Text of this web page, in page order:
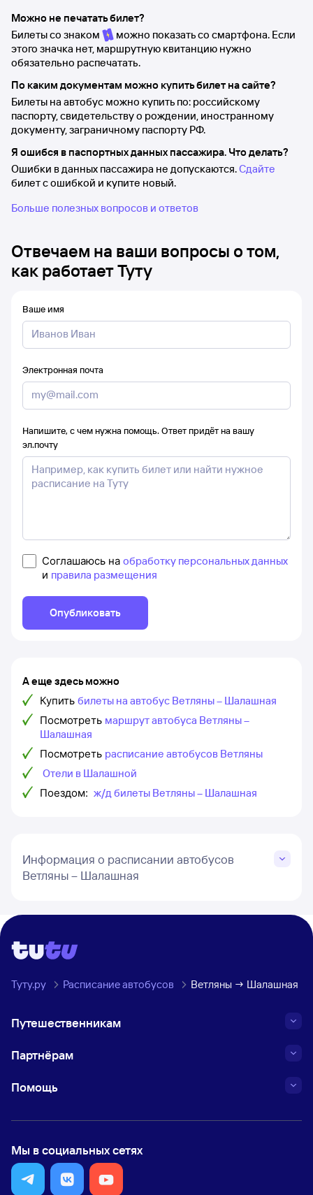
Можно не печатать билет?
Билеты со знаком
можно показать со смартфона. Если
этого значка нет, маршрутную квитанцию нужно
обязательно распечатать.
По каким документам можно купить билет на сайте?
Билеты на автобус можно купить по: российскому
паспорту, свидетельству о рождении, иностранному
документу, заграничному паспорту РФ.
Я ошибся в паспортных данных пассажира. Что делать?
Ошибки в данных пассажира не допускаются.Сдайте
билет с ошибкой и купите новый.
Больше полезных вопросов и ответов
Отвечаем на ваши вопросы о том,
как работает Туту
Ваше имя
Электронная почта
Напишите, с чем нужна помощь. Ответ придёт на вашу
эл.почту
Соглашаюсь на обработку персональных данных
и правила размещения
Опубликовать
А еще здесь можно
Купить билеты на автобус Ветляны – Шалашная
Посмотреть маршрут автобуса Ветляны –
Шалашная
Посмотреть расписание автобусов Ветляны
Отели в Шалашной
Поездом: ж/д билеты Ветляны – Шалашная
Информация о расписании автобусов
Ветляны – Шалашная
Туту.ру Расписание автобусов Ветляны → Шалашная
Путешественникам
Партнёрам
Помощь
Мы в социальных сетях